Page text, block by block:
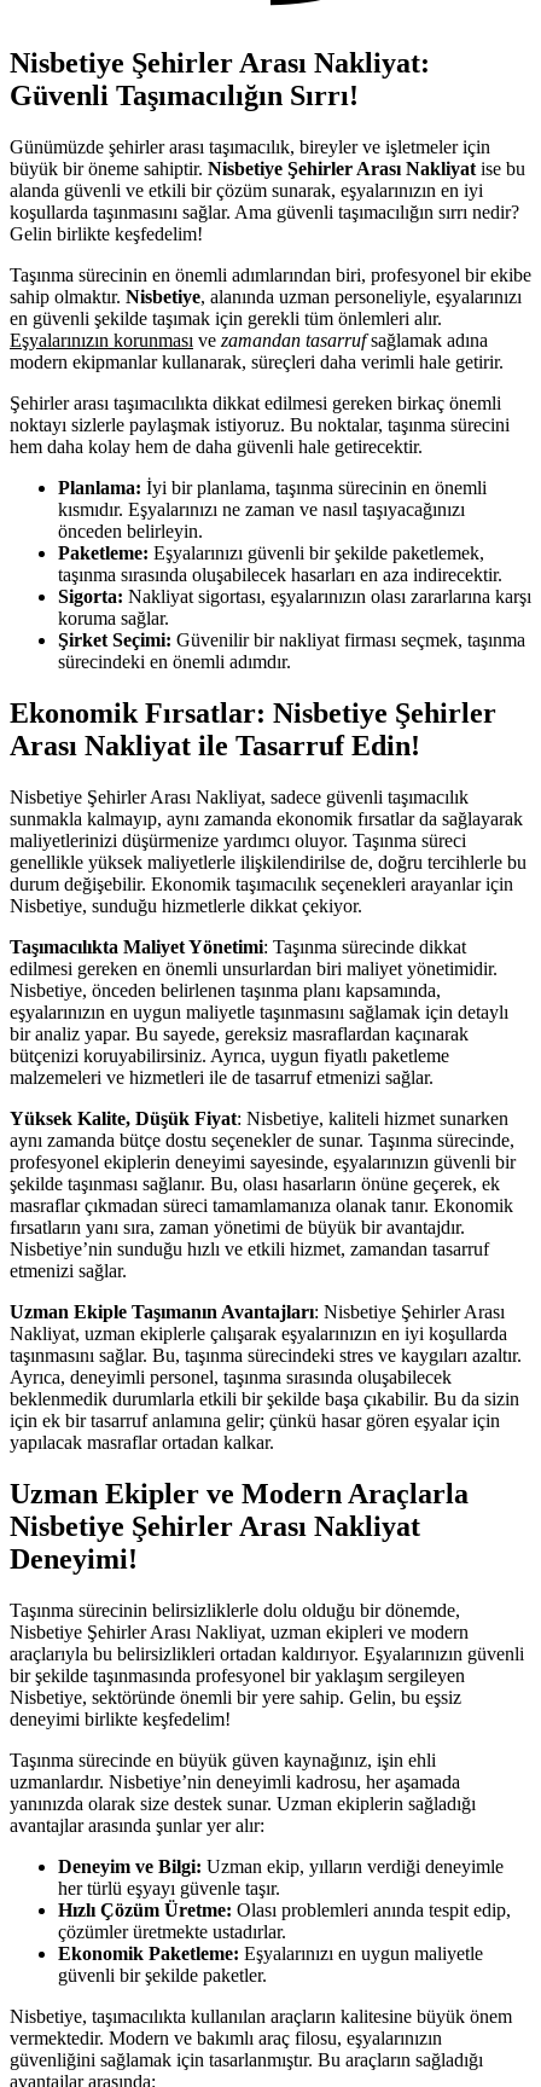
Nisbetiye Şehirler Arası Nakliyat:
Güvenli Taşımacılığın Sırrı!
Günümüzde şehirler arası taşımacılık, bireyler ve işletmeler için
büyük bir öneme sahiptir. Nisbetiye Şehirler Arası Nakliyat ise bu
alanda güvenli ve etkili bir çözüm sunarak, eşyalarınızın en iyi
koşullarda taşınmasını sağlar. Ama güvenli taşımacılığın sırrı nedir?
Gelin birlikte keşfedelim!
Taşınma sürecinin en önemli adımlarından biri, profesyonel bir ekibe
sahip olmaktır. Nisbetiye, alanında uzman personeliyle, eşyalarınızı
en güvenli şekilde taşımak için gerekli tüm önlemleri alır.
Eşyalarınızın korunması ve zamandan tasarrufsağlamak adına
modern ekipmanlar kullanarak, süreçleri daha verimli hale getirir.
Şehirler arası taşımacılıkta dikkat edilmesi gereken birkaç önemli
noktayı sizlerle paylaşmak istiyoruz. Bu noktalar, taşınma sürecini
hem daha kolay hem de daha güvenli hale getirecektir.
Planlama: İyi bir planlama, taşınma sürecinin en önemli
kısmıdır. Eşyalarınızı ne zaman ve nasıl taşıyacağınızı
önceden belirleyin.
Paketleme: Eşyalarınızı güvenli bir şekilde paketlemek,
taşınma sırasında oluşabilecek hasarları en aza indirecektir.
Sigorta: Nakliyat sigortası, eşyalarınızın olası zararlarına karşı
koruma sağlar.
Şirket Seçimi: Güvenilir bir nakliyat firması seçmek, taşınma
sürecindeki en önemli adımdır.
Ekonomik Fırsatlar: Nisbetiye Şehirler
Arası Nakliyat ile Tasarruf Edin!
Nisbetiye Şehirler Arası Nakliyat, sadece güvenli taşımacılık
sunmakla kalmayıp, aynı zamanda ekonomik fırsatlar da sağlayarak
maliyetlerinizi düşürmenize yardımcı oluyor. Taşınma süreci
genellikle yüksek maliyetlerle ilişkilendirilse de, doğru tercihlerle bu
durum değişebilir. Ekonomik taşımacılık seçenekleri arayanlar için
Nisbetiye, sunduğu hizmetlerle dikkat çekiyor.
Taşımacılıkta Maliyet Yönetimi: Taşınma sürecinde dikkat
edilmesi gereken en önemli unsurlardan biri maliyet yönetimidir.
Nisbetiye, önceden belirlenen taşınma planı kapsamında,
eşyalarınızın en uygun maliyetle taşınmasını sağlamak için detaylı
bir analiz yapar. Bu sayede, gereksiz masraflardan kaçınarak
bütçenizi koruyabilirsiniz. Ayrıca, uygun fiyatlı paketleme
malzemeleri ve hizmetleri ile de tasarruf etmenizi sağlar.
Yüksek Kalite, Düşük Fiyat: Nisbetiye, kaliteli hizmet sunarken
aynı zamanda bütçe dostu seçenekler de sunar. Taşınma sürecinde,
profesyonel ekiplerin deneyimi sayesinde, eşyalarınızın güvenli bir
şekilde taşınması sağlanır. Bu, olası hasarların önüne geçerek, ek
masraflar çıkmadan süreci tamamlamanıza olanak tanır. Ekonomik
fırsatların yanı sıra, zaman yönetimi de büyük bir avantajdır.
Nisbetiye’nin sunduğu hızlı ve etkili hizmet, zamandan tasarruf
etmenizi sağlar.
Uzman Ekiple Taşımanın Avantajları: Nisbetiye Şehirler Arası
Nakliyat, uzman ekiplerle çalışarak eşyalarınızın en iyi koşullarda
taşınmasını sağlar. Bu, taşınma sürecindeki stres ve kaygıları azaltır.
Ayrıca, deneyimli personel, taşınma sırasında oluşabilecek
beklenmedik durumlarla etkili bir şekilde başa çıkabilir. Bu da sizin
için ek bir tasarruf anlamına gelir; çünkü hasar gören eşyalar için
yapılacak masraflar ortadan kalkar.
Uzman Ekipler ve Modern Araçlarla
Nisbetiye Şehirler Arası Nakliyat
Deneyimi!
Taşınma sürecinin belirsizliklerle dolu olduğu bir dönemde,
Nisbetiye Şehirler Arası Nakliyat, uzman ekipleri ve modern
araçlarıyla bu belirsizlikleri ortadan kaldırıyor. Eşyalarınızın güvenli
bir şekilde taşınmasında profesyonel bir yaklaşım sergileyen
Nisbetiye, sektöründe önemli bir yere sahip. Gelin, bu eşsiz
deneyimi birlikte keşfedelim!
Taşınma sürecinde en büyük güven kaynağınız, işin ehli
uzmanlardır. Nisbetiye’nin deneyimli kadrosu, her aşamada
yanınızda olarak size destek sunar. Uzman ekiplerin sağladığı
avantajlar arasında şunlar yer alır:
Deneyim ve Bilgi: Uzman ekip, yılların verdiği deneyimle
her türlü eşyayı güvenle taşır.
Hızlı Çözüm Üretme: Olası problemleri anında tespit edip,
çözümler üretmekte ustadırlar.
Ekonomik Paketleme: Eşyalarınızı en uygun maliyetle
güvenli bir şekilde paketler.
Nisbetiye, taşımacılıkta kullanılan araçların kalitesine büyük önem
vermektedir. Modern ve bakımlı araç filosu, eşyalarınızın
güvenliğini sağlamak için tasarlanmıştır. Bu araçların sağladığı
avantajlar arasında: